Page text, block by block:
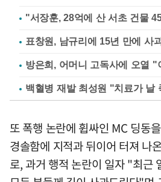
"서장훈, 28억에 산 서초 건물
표창원, 남규리에 15년 만에
방은희, 어머니 고독사에 오열 "
백혈병 재발 최성원 "치료가 날
또 폭행 논란에 휩싸인 MC 딩동
경솔함에 지적과 뒤이어 터져 나
로, 과거 행적 논란이 일자 "최근